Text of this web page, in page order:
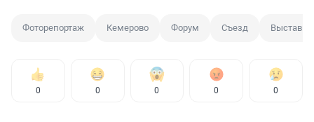
Фоторепортаж Кемерово Форум Съезд Выставка
0 0 0 0 0